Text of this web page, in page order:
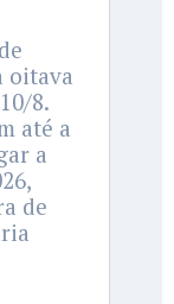
oitava
8.
até a
a
de